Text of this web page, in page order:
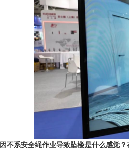
因不系安全绳作业导致坠楼是什么感觉